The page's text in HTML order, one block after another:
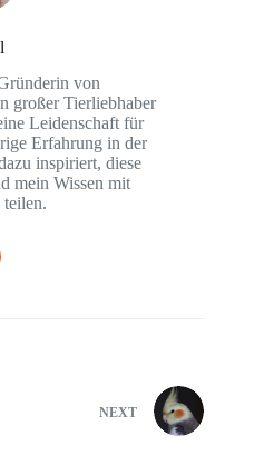
von
großer Tierliebhaber
Leidenschaft für
Erfahrung in der
inspiriert, diese
mein Wissen mit
teilen.
NEXT